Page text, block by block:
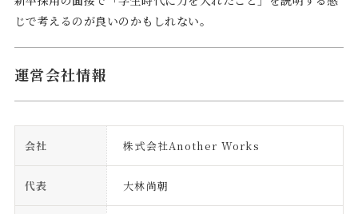
じで考えるのが良いのかもしれない。
運営会社情報
会社 株式会社Another Works
代表 大林尚朝